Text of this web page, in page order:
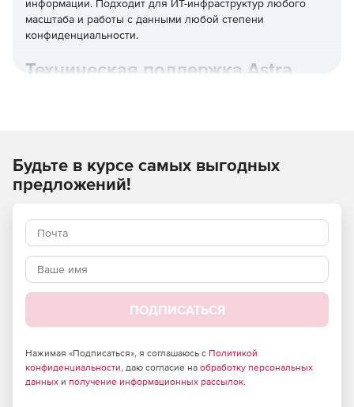
информации. Подходит для ИТ-инфраструктур любого
масштаба и работы с данными любой степени
конфиденциальности.
Техническая поддержка Astra
Astra Linux Special Edition основана на новой пакетной
базе Debian 10, имеет полную поддержку контейнерной
изоляции и защиты контейнеров и использует
расширенный репозиторий с более 20 000 пакетами для
Будьте в курсе самых выгодных
предложений!
ПОДПИСАТЬСЯ
Нажимая «Подписаться», я соглашаюсь с Политикой
конфиденциальности, даю согласие на обработку персональных
данных и получение информационных рассылок.